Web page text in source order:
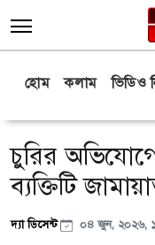
হোম কলাম ভিডিও
চুরির অভিযোগে
ব্যক্তিটি
দ্যা ডিসেন্ট ০৪ জুন, ২০২৬,